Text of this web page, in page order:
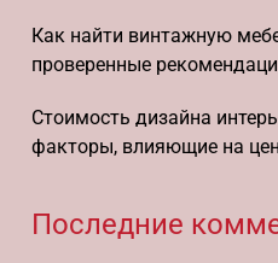
Как найти винтажную
проверенные
Стоимость дизайна
факторы, влияющие на
Последние